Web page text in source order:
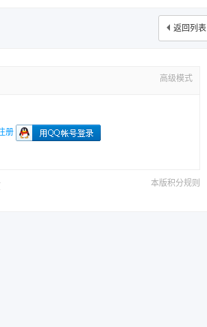
返回列表
高级模式
册
本版积分规则